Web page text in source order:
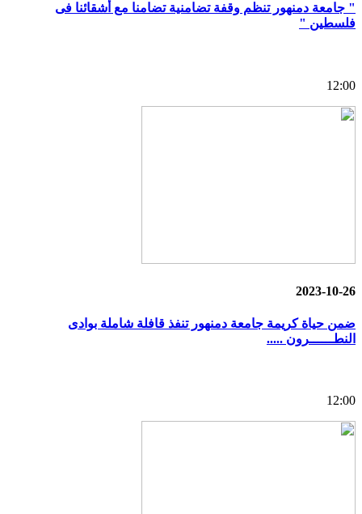
" جامعة دمنهور تنظم وقفة تضامنية تضامنا مع أشقائنا فى
فلسطين "
12:00
2023-10-26
ضمن حياة كريمة جامعة دمنهور تنفذ قافلة شاملة بوادى
النطــــــرون .....
12:00